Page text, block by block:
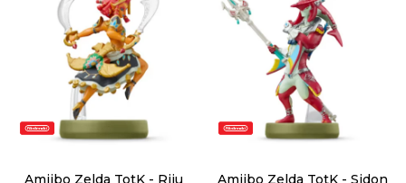
Amiibo Zelda TotK - Riju Amiibo Zelda TotK - Sidon